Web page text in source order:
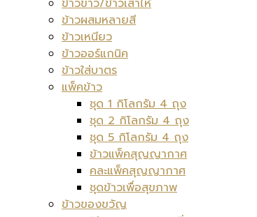
ข้าวขาว/ข้าวเสาไห้
ข้าวผสมหลายสี
ข้าวเหนียว
ข้าวออร์แกนิค
ข้าวใส่บาตร
แพ็คข้าว
ชุด 1 กิโลกรัม 4 ถุง
ชุด 2 กิโลกรัม 4 ถุง
ชุด 5 กิโลกรัม 4 ถุง
ข้าวแพ็คสุญญากาศ
คละแพ็คสุญญากาศ
ชุดข้าวเพื่อสุขภาพ
ข้าวของขวัญ